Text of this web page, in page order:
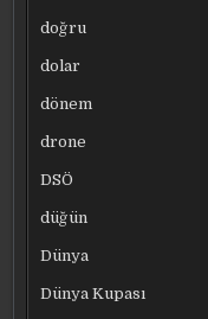
doğru
dolar
dönem
drone
DSÖ
düğün
Dünya
Dünya Kupası